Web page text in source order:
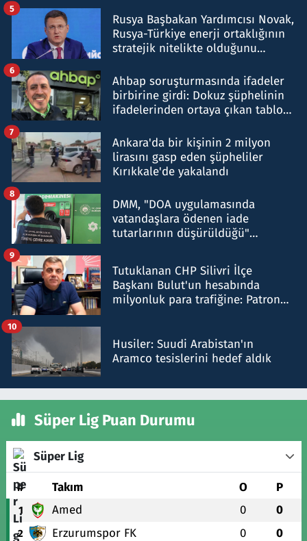
Rusya Başbakan Yardımcısı Novak,
Rusya-Türkiye enerji ortaklığının
stratejik nitelikte olduğunu
5
Ahbap soruşturmasında ifadeler
birbirine girdi: Dokuz şüphelinin
ifadelerinden ortaya çıkan tablo
6
Ankara'da bir kişinin 2 milyon
lirasını gasp eden şüpheliler
Kırıkkale'de yakalandı
7
DMM, "DOA uygulamasında
vatandaşlara ödenen iade
tutarlarının düşürüldüğü"
8
Tutuklanan CHP Silivri İlçe
Başkanı Bulut'un hesabında
milyonluk para trafiğine: Patron
9
Husiler: Suudi Arabistan'ın
Aramco tesislerini hedef aldık
10
Süper Lig Puan Durumu
Süper Lig
# Takım O P
1 Amed 0 0
2 Erzurumspor FK 0 0